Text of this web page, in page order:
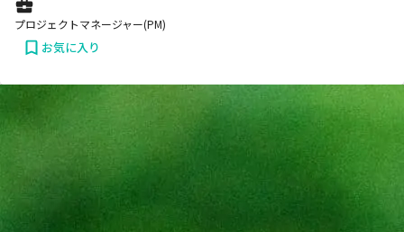
プロジェクトマネージャー(PM)
お気に入り